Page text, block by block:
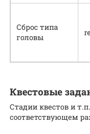
Сброс типа
головы
Квестовые
Стадии квестов и
соответствующем